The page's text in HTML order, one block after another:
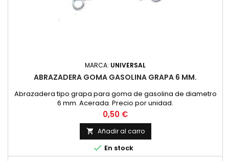
MARCA: UNIVERSAL
ABRAZADERA GOMA GASOLINA GRAPA 6 MM.
Abrazadera tipo grapa para goma de gasolina de diametro
6 mm. Acerada. Precio por unidad.
Precio
0,50 €
 Añadir al carro
 En stock